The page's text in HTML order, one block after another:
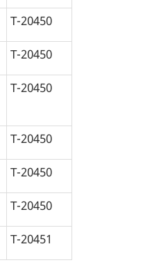
T-20450
T-20450
T-20450
T-20450
T-20450
T-20450
T-20451